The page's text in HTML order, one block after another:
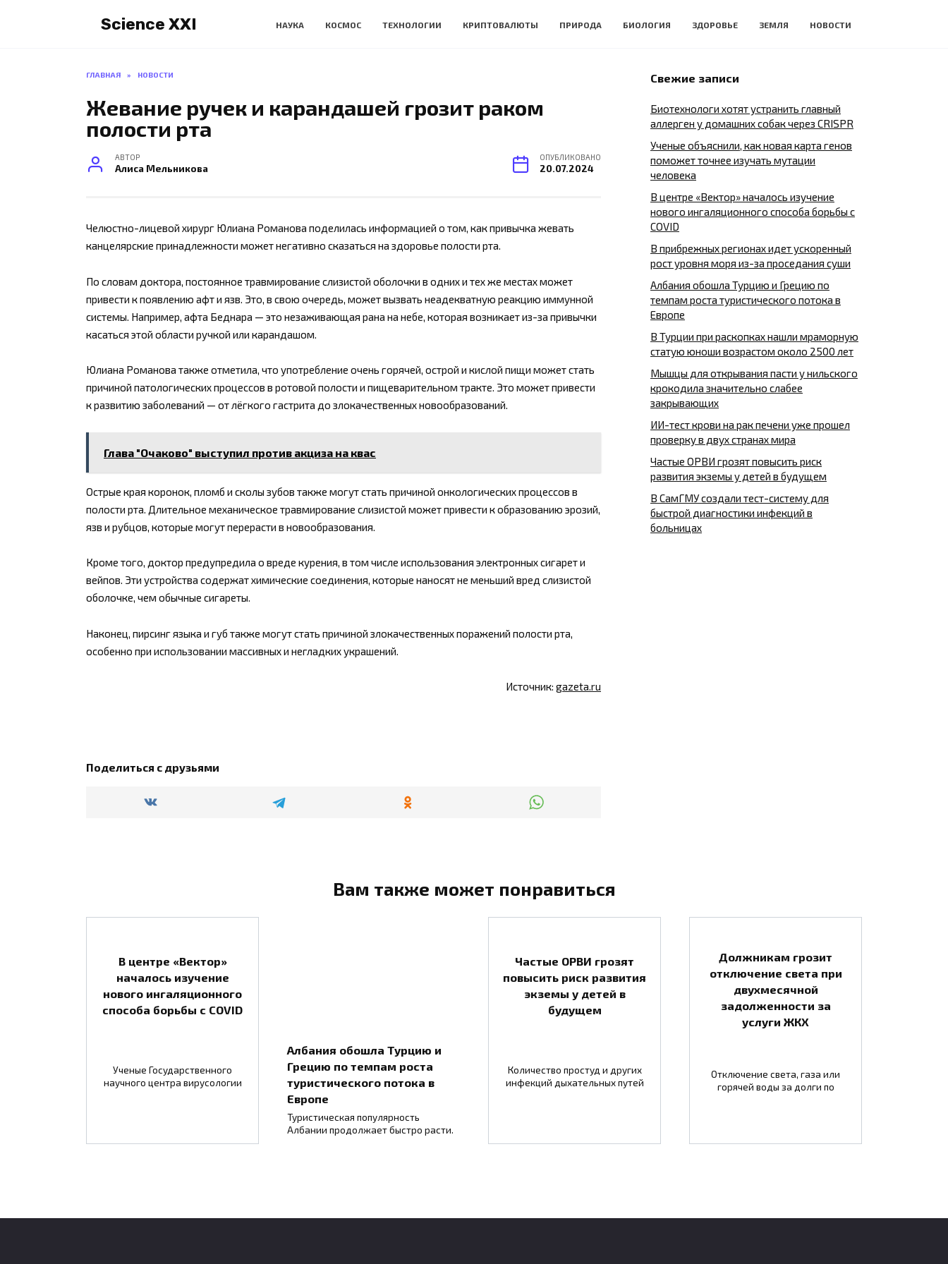
Science XXI НАУКА КОСМОС ТЕХНОЛОГИИ КРИПТОВАЛЮТЫ ПРИРОДА БИОЛОГИЯ ЗДОРОВЬЕ ЗЕМЛЯ НОВОСТИ
ГЛАВНАЯ » НОВОСТИ
Жевание ручек и карандашей грозит раком
полости рта
АВТОР
Алиса Мельникова
ОПУБЛИКОВАНО
20.07.2024
Челюстно-лицевой хирург Юлиана Романова поделилась информацией о том, как привычка жевать
канцелярские принадлежности может негативно сказаться на здоровье полости рта.
По словам доктора, постоянное травмирование слизистой оболочки в одних и тех же местах может
привести к появлению афт и язв. Это, в свою очередь, может вызвать неадекватную реакцию иммунной
системы. Например, афта Беднара — это незаживающая рана на небе, которая возникает из-за привычки
касаться этой области ручкой или карандашом.
Юлиана Романова также отметила, что употребление очень горячей, острой и кислой пищи может стать
причиной патологических процессов в ротовой полости и пищеварительном тракте. Это может привести
к развитию заболеваний — от лёгкого гастрита до злокачественных новообразований.
Глава "Очаково" выступил против акциза на квас
Острые края коронок, пломб и сколы зубов также могут стать причиной онкологических процессов в
полости рта. Длительное механическое травмирование слизистой может привести к образованию эрозий,
язв и рубцов, которые могут перерасти в новообразования.
Кроме того, доктор предупредила о вреде курения, в том числе использования электронных сигарет и
вейпов. Эти устройства содержат химические соединения, которые наносят не меньший вред слизистой
оболочке, чем обычные сигареты.
Наконец, пирсинг языка и губ также могут стать причиной злокачественных поражений полости рта,
особенно при использовании массивных и негладких украшений.
Источник: gazeta.ru
Поделиться с друзьями
Свежие записи
Биотехнологи хотят устранить главный
аллерген у домашних собак через CRISPR
Ученые объяснили, как новая карта генов
поможет точнее изучать мутации
человека
В центре «Вектор» началось изучение
нового ингаляционного способа борьбы с
COVID
В прибрежных регионах идет ускоренный
рост уровня моря из-за проседания суши
Албания обошла Турцию и Грецию по
темпам роста туристического потока в
Европе
В Турции при раскопках нашли мраморную
статую юноши возрастом около 2500 лет
Мышцы для открывания пасти у нильского
крокодила значительно слабее
закрывающих
ИИ-тест крови на рак печени уже прошел
проверку в двух странах мира
Частые ОРВИ грозят повысить риск
развития экземы у детей в будущем
В СамГМУ создали тест-систему для
быстрой диагностики инфекций в
больницах
Вам также может понравиться
В центре «Вектор»
началось изучение
нового ингаляционного
способа борьбы с COVID
Ученые Государственного
научного центра вирусологии
Албания обошла Турцию и
Грецию по темпам роста
туристического потока в
Европе
Туристическая популярность
Албании продолжает быстро расти.
Частые ОРВИ грозят
повысить риск развития
экземы у детей в
будущем
Количество простуд и других
инфекций дыхательных путей
Должникам грозит
отключение света при
двухмесячной
задолженности за
услуги ЖКХ
Отключение света, газа или
горячей воды за долги по